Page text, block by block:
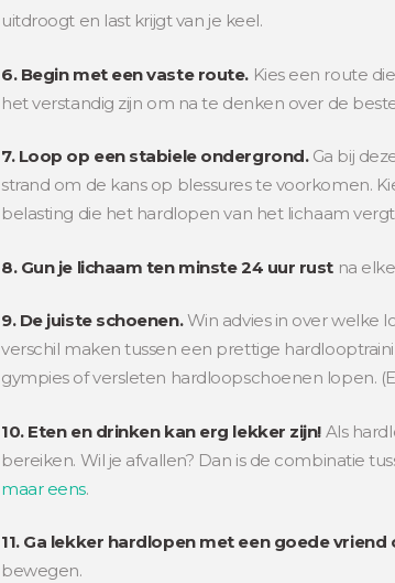
uitdroogt en last krijgt van je keel.
6. Begin met een vaste route.Kies een route
het verstandig zijn om na te denken over de
7. Loop op een stabiele ondergrond.Ga bij
strand om de kans op blessures te voorkomen.
belasting die het hardlopen van het lichaam
8. Gun je lichaam ten minste 24 uur rust na
9. De juiste schoenen.Win advies in over welke
verschil maken tussen een prettige
gympies of versleten hardloopschoenen lopen.
10. Eten en drinken kan erg lekker zijn! Als
bereiken. Wil je afvallen? Dan is de combinatie
maar eens.
11. Ga lekker hardlopen met een goede vriend
bewegen.